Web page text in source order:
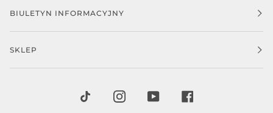
BIULETYN INFORMACYJNY
SKLEP
TIKTOK INSTAGRAMYOUTUBE